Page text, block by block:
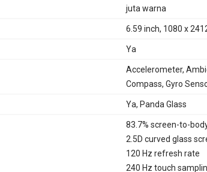
juta warna
6.59 inch, 1080 x
Ya
Accelerometer,
Compass, Gyro
Ya, Panda Glass
83.7% screen-to-
2.5D curved glass
120 Hz refresh rate
240 Hz touch